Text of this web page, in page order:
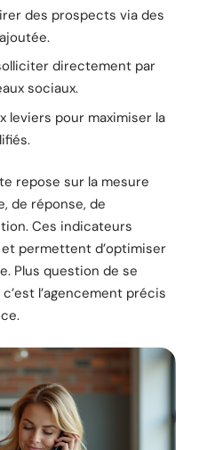
des prospects via des
directement par
sociaux.
leviers pour maximiser la
repose sur la mesure
de réponse, de
Ces indicateurs
permettent d’optimiser
Plus question de se
l’agencement précis